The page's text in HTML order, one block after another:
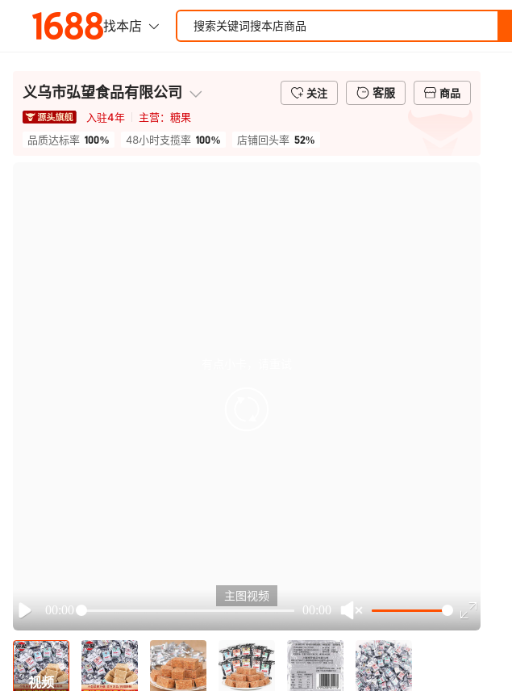
义乌市弘望食品有限公司 关注 客服
商品
入驻4年 主营：糖果
品质达标率 100% 48小时支揽率 100% 店铺回头率 52%
Play
00:00 00:00
主图视频
视频